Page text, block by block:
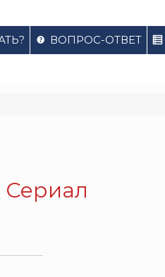
ВОПРОС-ОТВЕТ
Сериал